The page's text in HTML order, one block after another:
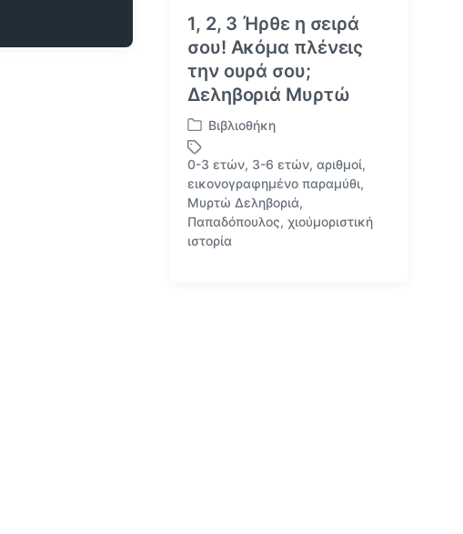
1, 2, 3 Ήρθε η σειρά
σου! Ακόμα πλένεις
την ουρά σου;
Δεληβοριά Μυρτώ
Α
ν
α
ρ
τ
ή
θ
Βιβλιοθήκη
Μ
ε
ε
0-3 ετών, 3-6 ετών,αριθμοί,
εικονογραφημένο παραμύθι,
Μυρτώ Δεληβοριά,
Παπαδόπουλος,χιούμοριστική
ιστορία